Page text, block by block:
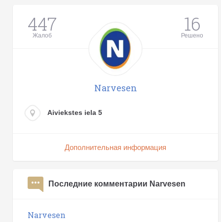
447
Жалоб 16
Решено
Narvesen
Aiviekstes iela 5
Дополнительная информация
Последние комментарии Narvesen
Narvesen